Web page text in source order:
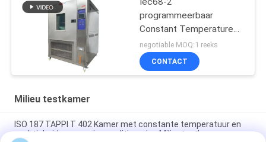
programmeerbaar
Constant Temperature
And Humidity Machine
negotiable MOQ:1 reeks
CONTACT
Milieu testkamer
ISO 187 TAPPI T 402 Kamer met constante temperatuur en
vochtigheid voor papierconditionering Milieutestkamer